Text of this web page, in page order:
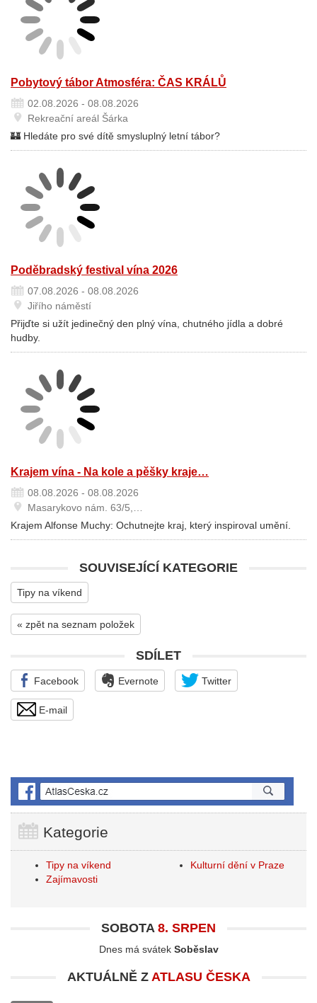
Pobytový tábor Atmosféra: ČAS KRÁLŮ
02.08.2026 - 08.08.2026
Rekreační areál Šárka
🏰 Hledáte pro své dítě smysluplný letní tábor?
Poděbradský festival vína 2026
07.08.2026 - 08.08.2026
Jiřího náměstí
Přijďte si užít jedinečný den plný vína, chutného jídla a dobré
hudby.
Krajem vína - Na kole a pěšky kraje…
08.08.2026 - 08.08.2026
Masarykovo nám. 63/5,…
Krajem Alfonse Muchy: Ochutnejte kraj, který inspiroval umění.
SOUVISEJÍCÍ KATEGORIE
Tipy na víkend
« zpět na seznam položek
SDÍLET
Facebook Evernote Twitter
E-mail
Kategorie
Tipy na víkend
Zajímavosti
Kulturní dění v Praze
SOBOTA 8. SRPEN
Dnes má svátek Soběslav
AKTUÁLNĚ Z ATLASU ČESKA